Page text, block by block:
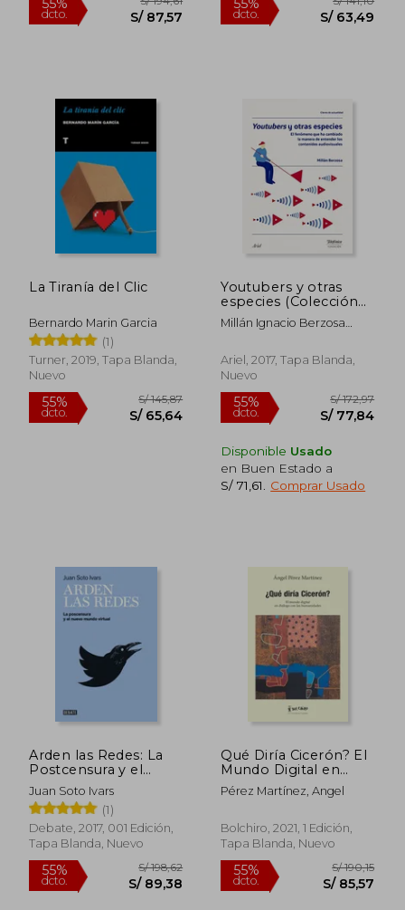
55%
La Tiranía del Clic
Bernardo Marin Garcia
(1)
Turner, 2019, Tapa Blanda,
Nuevo
Youtubers y otras
especies (Colección
Fundación Telefónica)
Millán Ignacio Berzosa
Ariel, 2017, Tapa Blanda,
Nuevo
Disponible Usado
en Buen Estado a
S/ 71,61
Comprar Usado
Arden las Redes: La
Postcensura y el
Nuevo Mundo Virtual
Juan Soto Ivars
(1)
Debate, 2017, 001 Edición,
Tapa Blanda, Nuevo
Qué Diría Cicerón? El
Mundo Digital en
Diálogo con las
Humanidades
Pérez Martínez, Angel
Bolchiro, 2021, 1 Edición,
Tapa Blanda, Nuevo